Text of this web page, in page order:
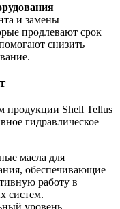
и замены
продлевают срок
снизить
продукции Shell Tellus
гидравлическое
масла для
обеспечивающие
работу в
систем.